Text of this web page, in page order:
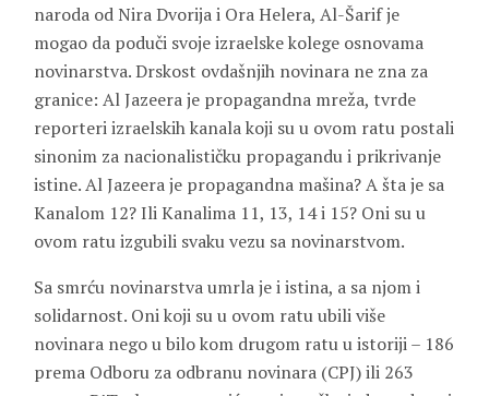
naroda od Nira Dvorija i Ora Helera, Al-Šarif je
mogao da poduči svoje izraelske kolege osnovama
novinarstva. Drskost ovdašnjih novinara ne zna za
granice: Al Jazeera je propagandna mreža, tvrde
reporteri izraelskih kanala koji su u ovom ratu postali
sinonim za nacionalističku propagandu i prikrivanje
istine. Al Jazeera je propagandna mašina? A šta je sa
Kanalom 12? Ili Kanalima 11, 13, 14 i 15? Oni su u
ovom ratu izgubili svaku vezu sa novinarstvom.
Sa smrću novinarstva umrla je i istina, a sa njom i
solidarnost. Oni koji su u ovom ratu ubili više
novinara nego u bilo kom drugom ratu u istoriji – 186
prema Odboru za odbranu novinara (CPJ) ili 263